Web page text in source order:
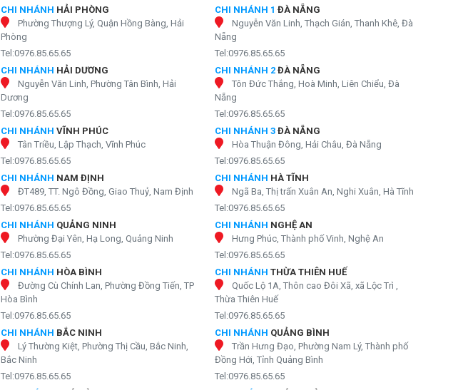
CHI NHÁNH HẢI PHÒNG
Phường Thượng Lý, Quận Hồng Bàng, Hải
Phòng
Tel:0976.85.65.65
CHI NHÁNH HẢI DƯƠNG
Nguyễn Văn Linh, Phường Tân Bình, Hải
Dương
Tel:0976.85.65.65
CHI NHÁNH VĨNH PHÚC
Tân Triều, Lập Thạch, Vĩnh Phúc
Tel:0976.85.65.65
CHI NHÁNH NAM ĐỊNH
ĐT489, TT. Ngô Đồng, Giao Thuỷ, Nam Định
Tel:0976.85.65.65
CHI NHÁNH QUẢNG NINH
Phường Đại Yên, Hạ Long, Quảng Ninh
Tel:0976.85.65.65
CHI NHÁNH HÒA BÌNH
Đường Cù Chính Lan, Phường Đồng Tiến, TP
Hòa Bình
Tel:0976.85.65.65
CHI NHÁNH BẮC NINH
Lý Thường Kiệt, Phường Thị Cầu, Bắc Ninh,
Bắc Ninh
Tel:0976.85.65.65
CHI NHÁNH 1 ĐÀ NẴNG
Nguyễn Văn Linh, Thạch Gián, Thanh Khê, Đà
Nẵng
Tel:0976.85.65.65
CHI NHÁNH 2 ĐÀ NẴNG
Tôn Đức Thắng, Hoà Minh, Liên Chiểu, Đà
Nẵng
Tel:0976.85.65.65
CHI NHÁNH 3 ĐÀ NẴNG
Hòa Thuận Đông, Hải Châu, Đà Nẵng
Tel:0976.85.65.65
CHI NHÁNH HÀ TĨNH
Ngã Ba, Thị trấn Xuân An, Nghi Xuân, Hà Tĩnh
Tel:0976.85.65.65
CHI NHÁNH NGHỆ AN
Hưng Phúc, Thành phố Vinh, Nghệ An
Tel:0976.85.65.65
CHI NHÁNH THỪA THIÊN HUẾ
Quốc Lộ 1A, Thôn cao Đôi Xã, xã Lộc Trì ,
Thừa Thiên Huế
Tel:0976.85.65.65
CHI NHÁNH QUẢNG BÌNH
Trần Hưng Đạo, Phường Nam Lý, Thành phố
Đồng Hới, Tỉnh Quảng Bình
Tel:0976.85.65.65